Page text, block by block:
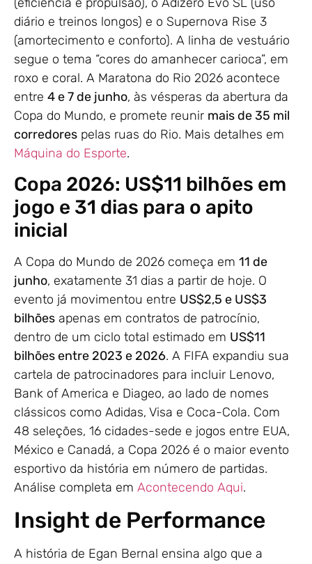
diário e treinos longos) e o Supernova Rise 3
(amortecimento e conforto). A linha de vestuário
segue o tema “cores do amanhecer carioca”, em
roxo e coral. A Maratona do Rio 2026 acontece
entre 4 e 7 de junho, às vésperas da abertura da
Copa do Mundo, e promete reunir mais de 35 mil
corredores pelas ruas do Rio. Mais detalhes em
Máquina do Esporte.
Copa 2026: US$11 bilhões em
jogo e 31 dias para o apito
inicial
A Copa do Mundo de 2026 começa em 11 de
junho, exatamente 31 dias a partir de hoje. O
evento já movimentou entre US$2,5 e US$3
bilhões apenas em contratos de patrocínio,
dentro de um ciclo total estimado em US$11
bilhões entre 2023 e 2026. A FIFA expandiu sua
cartela de patrocinadores para incluir Lenovo,
Bank of America e Diageo, ao lado de nomes
clássicos como Adidas, Visa e Coca-Cola. Com
48 seleções, 16 cidades-sede e jogos entre EUA,
México e Canadá, a Copa 2026 é o maior evento
esportivo da história em número de partidas.
Análise completa em Acontecendo Aqui.
Insight de Performance
A história de Egan Bernal ensina algo que a